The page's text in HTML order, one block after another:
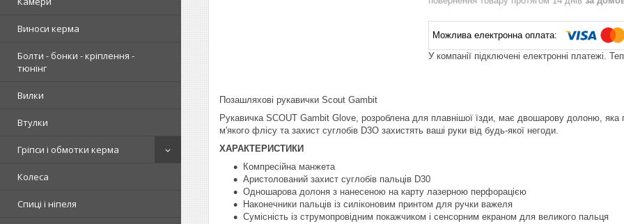
Виноси керма
Болти - бонки - кріплення -
тюнінг
Вилки
Втулки
Гріпси і обмотки керма
Колеса
Спиці і ніпеля
У компанії підключені електронні платежі.
Позашляхові рукавички Scout Gambit
Рукавичка SCOUT Gambit Glove, розроблена для плавнішої їзди, має двошарову долоню,
м'якого флісу та захист суглобів D3O захистять ваші руки від будь-якої негоди.
ХАРАКТЕРИСТИКИ
Компресійна манжета
Аристолований захист суглобів пальців D30
Одношарова долоня з нанесеною на карту лазерною перфорацією
Наконечники пальців із силіконовим принтом для ручки важеля
Сумісність із струмопровідним покажчиком і сенсорним екраном для великого пальця